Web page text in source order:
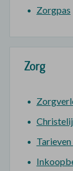
Zorgpas
Zorg